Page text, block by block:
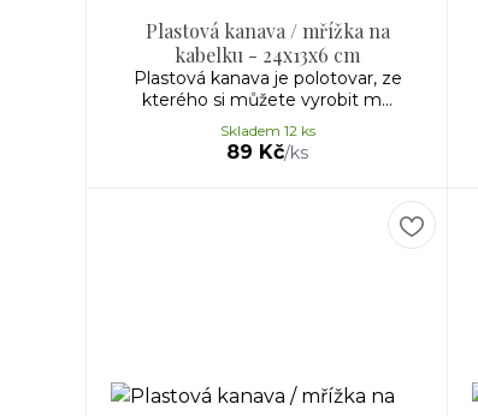
Plastová kanava / mřížka na
kabelku - 24x13x6 cm
Plastová kanava je polotovar, ze
kterého si můžete vyrobit m...
89 Kč/ks
Skladem 12 ks